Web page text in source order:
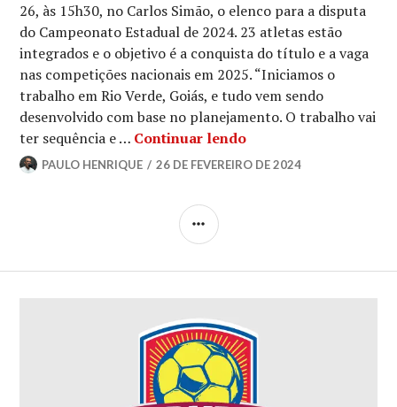
26, às 15h30, no Carlos Simão, o elenco para a disputa
do Campeonato Estadual de 2024. 23 atletas estão
integrados e o objetivo é a conquista do título e a vaga
nas competições nacionais em 2025. “Iniciamos o
trabalho em Rio Verde, Goiás, e tudo vem sendo
desenvolvido com base no planejamento. O trabalho vai
ter sequência e … Continuar lendo
PAULO HENRIQUE 26 DE FEVEREIRO DE 2024